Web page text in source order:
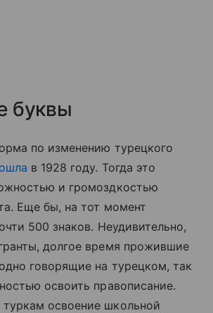
буквы
по изменению турецкого
в 1928 году. Тогда это
и громоздкостью
Еще бы, на тот момент
500 знаков. Неудивительно,
долгое время прожившие
говорящие на турецком, так
освоить правописание.
освоение школьной